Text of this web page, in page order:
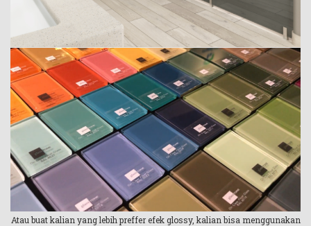
Atau buat kalian yang lebih preffer efek glossy, kalian bisa menggunakan